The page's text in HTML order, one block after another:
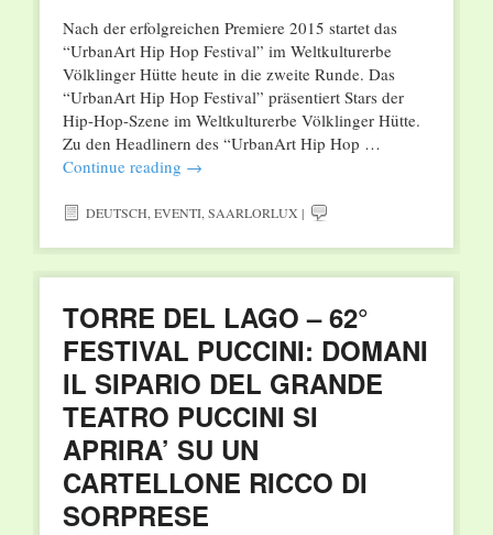
Nach der erfolgreichen Premiere 2015 startet das
“UrbanArt Hip Hop Festival” im Weltkulturerbe
Völklinger Hütte heute in die zweite Runde. Das
“UrbanArt Hip Hop Festival” präsentiert Stars der
Hip-Hop-Szene im Weltkulturerbe Völklinger Hütte.
Zu den Headlinern des “UrbanArt Hip Hop …
Continue reading →
DEUTSCH,EVENTI,SAARLORLUX |
TORRE DEL LAGO – 62°
FESTIVAL PUCCINI: DOMANI
IL SIPARIO DEL GRANDE
TEATRO PUCCINI SI
APRIRA’ SU UN
CARTELLONE RICCO DI
SORPRESE